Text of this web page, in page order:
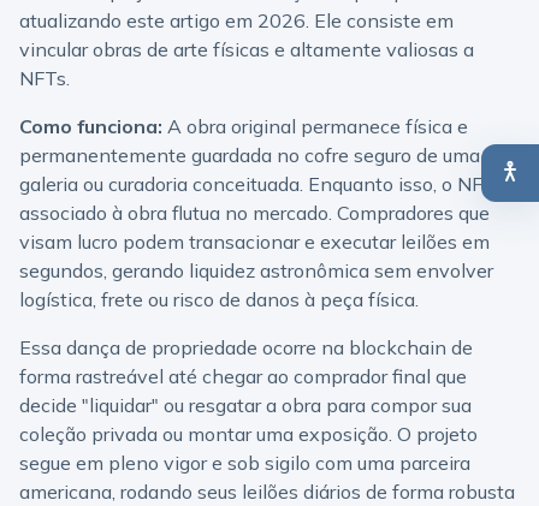
atualizando este artigo em 2026. Ele consiste em
vincular obras de arte físicas e altamente valiosas a
NFTs.
Como funciona: A obra original permanece física e
permanentemente guardada no cofre seguro de uma
galeria ou curadoria conceituada. Enquanto isso, o NFT
associado à obra flutua no mercado. Compradores que
visam lucro podem transacionar e executar leilões em
segundos, gerando liquidez astronômica sem envolver
logística, frete ou risco de danos à peça física.
Essa dança de propriedade ocorre na blockchain de
forma rastreável até chegar ao comprador final que
decide "liquidar" ou resgatar a obra para compor sua
coleção privada ou montar uma exposição. O projeto
segue em pleno vigor e sob sigilo com uma parceira
americana, rodando seus leilões diários de forma robusta